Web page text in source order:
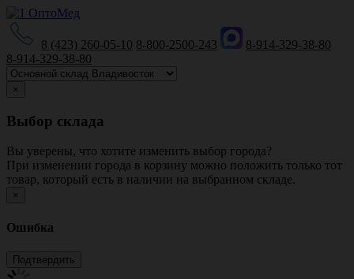
8 (423) 260-05-10 8-800-2500-243
8-914-329-38-80
8-914-329-38-80
×
Выбор склада
Вы уверены, что хотите изменить выбор города?
При изменении города в корзину можно положить только тот
товар, который есть в наличии на выбранном складе.
×
Ошибка